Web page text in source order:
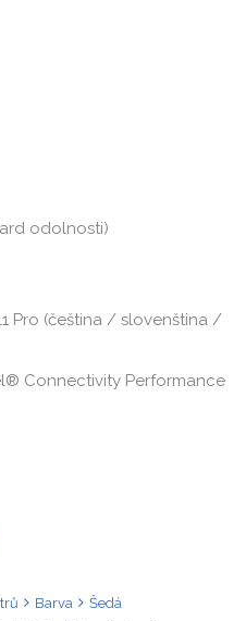
odolnosti)
Pro (čeština / slovenština /
Connectivity Performance
Barva
Šedá